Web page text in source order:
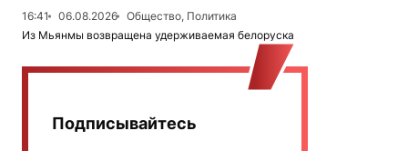
16:41
06.08.2026
Общество, Политика
Из Мьянмы возвращена удерживаемая белоруска
Подписывайтесь